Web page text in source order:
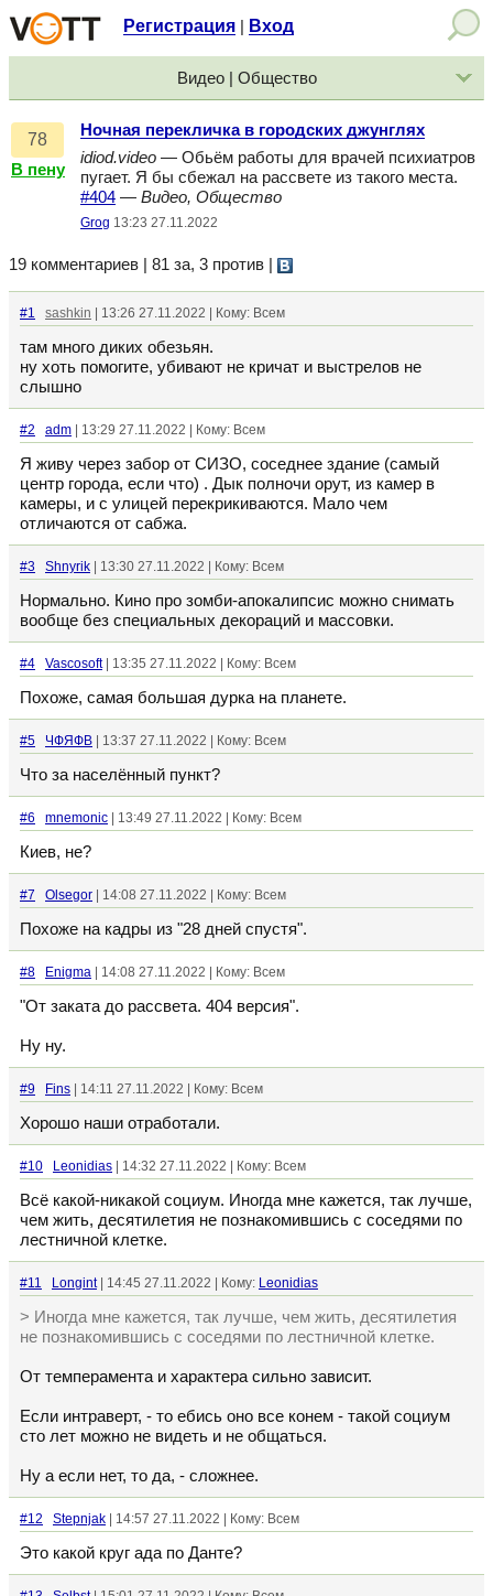
Регистрация Вход
Видео | Общество
78
В пену
Ночная перекличка в городских джунглях
idiod.video — Обьём работы для врачей психиатров
пугает. Я бы сбежал на рассвете из такого места.
#404 — Видео, Общество
Grog 13:23 27.11.2022
19 комментариев | 81 за, 3 против
#1 sashkin | 13:26 27.11.2022 | Кому: Всем
там много диких обезьян.
ну хоть помогите, убивают не кричат и выстрелов не
слышно
#2 adm | 13:29 27.11.2022 | Кому: Всем
Я живу через забор от СИЗО, соседнее здание (самый
центр города, если что) . Дык полночи орут, из камер в
камеры, и с улицей перекрикиваются. Мало чем
отличаются от сабжа.
#3 Shnyrik | 13:30 27.11.2022 | Кому: Всем
Нормально. Кино про зомби-апокалипсис можно снимать
вообще без специальных декораций и массовки.
#4 Vascosoft| 13:35 27.11.2022 | Кому: Всем
Похоже, самая большая дурка на планете.
#5 ЧФЯФВ | 13:37 27.11.2022 | Кому: Всем
Что за населённый пункт?
#6 mnemonic | 13:49 27.11.2022 | Кому: Всем
Киев, не?
#7 Olsegor | 14:08 27.11.2022 | Кому: Всем
Похоже на кадры из "28 дней спустя".
#8 Enigma | 14:08 27.11.2022 | Кому: Всем
"От заката до рассвета. 404 версия".
Ну ну.
#9 Fins | 14:11 27.11.2022 | Кому: Всем
Хорошо наши отработали.
#10 Leonidias | 14:32 27.11.2022 | Кому: Всем
Всё какой-никакой социум. Иногда мне кажется, так лучше,
чем жить, десятилетия не познакомившись с соседями по
лестничной клетке.
#11 Longint| 14:45 27.11.2022 | Кому: Leonidias
> Иногда мне кажется, так лучше, чем жить, десятилетия
не познакомившись с соседями по лестничной клетке.
От темперамента и характера сильно зависит.
Если интраверт, - то ебись оно все конем - такой социум
сто лет можно не видеть и не общаться.
Ну а если нет, то да, - сложнее.
#12 Stepnjak | 14:57 27.11.2022 | Кому: Всем
Это какой круг ада по Данте?